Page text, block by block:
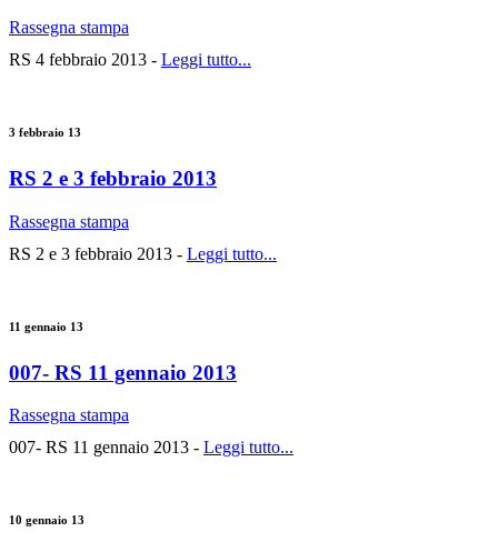
Rassegna stampa
RS 4 febbraio 2013 - Leggi tutto...
3 febbraio 13
RS 2 e 3 febbraio 2013
Rassegna stampa
RS 2 e 3 febbraio 2013 - Leggi tutto...
11 gennaio 13
007- RS 11 gennaio 2013
Rassegna stampa
007- RS 11 gennaio 2013 - Leggi tutto...
10 gennaio 13